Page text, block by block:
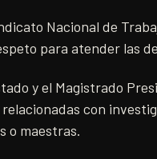
Nacional de
para atender las
y el Magistrado
con
o maestras.